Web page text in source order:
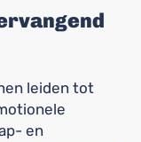
leiden tot
en